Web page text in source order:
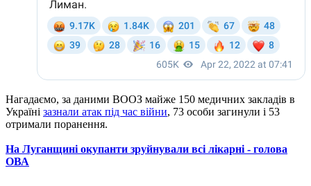
Нагадаємо, за даними ВООЗ майже 150 медичних закладів в
Україні зазнали атак під час війни, 73 особи загинули і 53
отримали поранення.
На Луганщині окупанти зруйнували всі лікарні - голова
ОВА